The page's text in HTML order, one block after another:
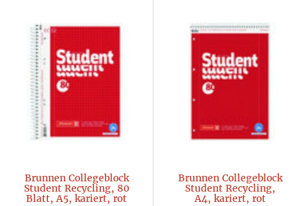
Brunnen Collegeblock
Student Recycling, 80
Blatt, A5, kariert, rot
Brunnen Collegeblock
Student Recycling,
A4, kariert, rot